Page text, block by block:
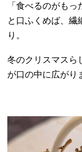
「食べるのがも
と口ふくめば、繊
り。
冬のクリスマスら
が口の中に広がり